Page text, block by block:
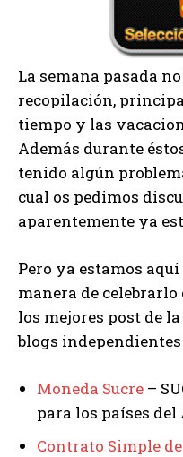
La semana pasada
recopilación,
tiempo y las
Además durante
tenido algún
cual os pedimos
aparentemente ya
Pero ya estamos
manera de
los mejores post de
blogs independientes
Moneda Sucre –
para los países del
Contrato Simple